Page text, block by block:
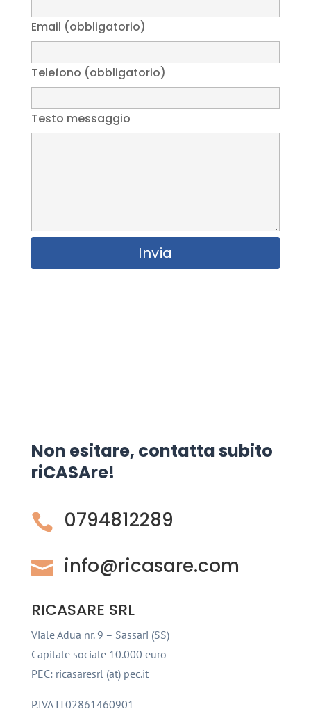
Email (obbligatorio)
Telefono (obbligatorio)
Testo messaggio
Non esitare, contatta subito
riCASAre!
 0794812289
 info@ricasare.com
RICASARE SRL
Viale Adua nr. 9 – Sassari (SS)
Capitale sociale 10.000 euro
PEC: ricasaresrl (at) pec.it
P.IVA IT02861460901